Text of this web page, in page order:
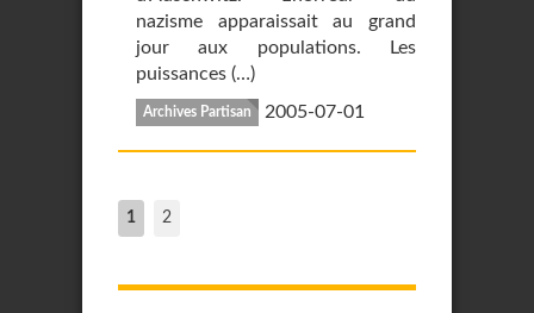
nazisme apparaissait au grand
jour aux populations. Les
puissances (…)
Archives Partisan 2005-07-01
1 2